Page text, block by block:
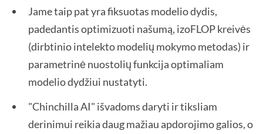
Jame taip pat yra fiksuotas modelio dydis,
padedantis optimizuoti našumą, izoFLOP kreivės
(dirbtinio intelekto modelių mokymo metodas) ir
parametrinė nuostolių funkcija optimaliam
modelio dydžiui nustatyti.
"Chinchilla AI" išvadoms daryti ir tiksliam
derinimui reikia daug mažiau apdorojimo galios, o